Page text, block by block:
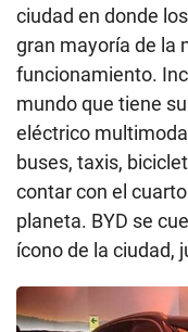
ciudad en donde
gran mayoría de la
funcionamiento.
mundo que tiene
eléctrico
buses, taxis,
contar con el
planeta. BYD se
ícono de la ciudad,